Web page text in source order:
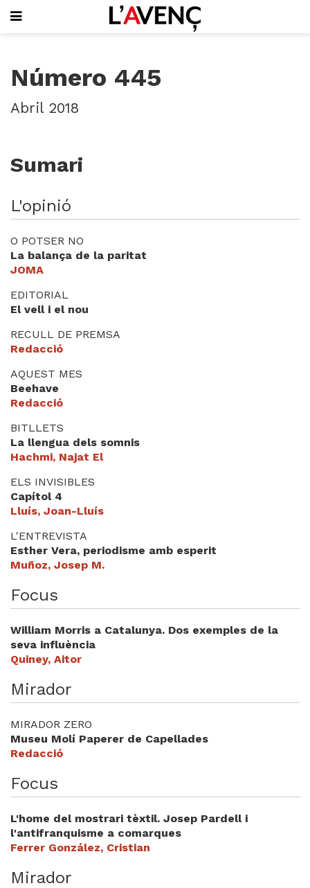
PORTADA
QUI SOM
PUBLICITAT
VIDEOTECA
Focus
Entrevistes
Actualitat
Mirador
Termes legals
Número 445
Abril 2018
Sumari
L'opinió
O POTSER NO
La balança de la paritat
JOMA
EDITORIAL
El vell i el nou
RECULL DE PREMSA
Redacció
AQUEST MES
Beehave
Redacció
BITLLETS
La llengua dels somnis
Hachmi, Najat El
ELS INVISIBLES
Capítol 4
Lluís, Joan-Lluís
L'ENTREVISTA
Esther Vera, periodisme amb esperit
Muñoz, Josep M.
Focus
William Morris a Catalunya. Dos exemples de la
seva influència
Quiney, Aitor
Mirador
MIRADOR ZERO
Museu Molí Paperer de Capellades
Redacció
Focus
L'home del mostrari tèxtil. Josep Pardell i
l'antifranquisme a comarques
Ferrer González, Cristian
Mirador